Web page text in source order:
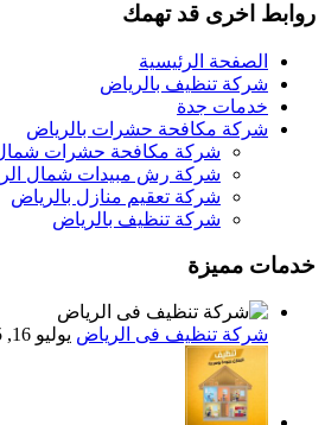
روابط اخرى قد تهمك
الصفحة الرئيسية
شركة تنظيف بالرياض
خدمات جدة
شركة مكافحة حشرات بالرياض
شركة مكافحة حشرات
شركة رش مبيدات شمال
شركة تعقيم منازل بالرياض
شركة تنظيف بالرياض
خدمات مميزة
شركة تنظيف فى الرياض يوليو 16, 2025